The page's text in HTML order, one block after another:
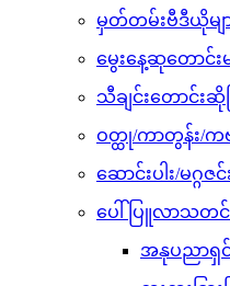
မှတ်တမ်းဗီဒီယိုမျာ
မွေးနေ့ဆုတောင်းမ
သီချင်းတောင်းဆိုခ
ဝတ္ထု/ကာတွန်း/ကဗျ
ဆောင်းပါး/မဂ္ဂဇင်
ပေါ်ပြူလာသတင်း
အနုပညာရှင်